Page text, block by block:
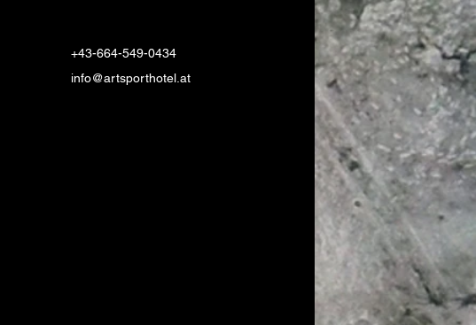
+43-664-549-0434
info@artsporthotel.at